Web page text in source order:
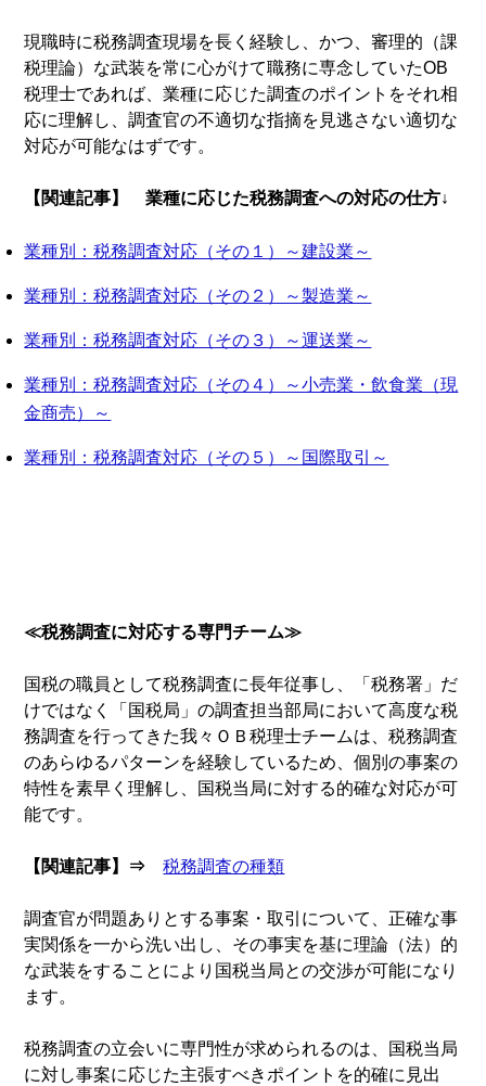
現職時に税務調査現場を長く経験し、かつ、審理的（課
税理論）な武装を常に心がけて職務に専念していたOB
税理士であれば、業種に応じた調査のポイントをそれ相
応に理解し、調査官の不適切な指摘を見逃さない適切な
対応が可能なはずです。
【関連記事】 業種に応じた税務調査への対応の仕方↓
業種別：税務調査対応（その１）～建設業～
業種別：税務調査対応（その２）～製造業～
業種別：税務調査対応（その３）～運送業～
業種別：税務調査対応（その４）～小売業・飲食業（現
金商売）～
業種別：税務調査対応（その５）～国際取引～
≪税務調査に対応する専門チーム≫
国税の職員として税務調査に長年従事し、「税務署」だ
けではなく「国税局」の調査担当部局において高度な税
務調査を行ってきた我々ＯＢ税理士チームは、税務調査
のあらゆるパターンを経験しているため、個別の事案の
特性を素早く理解し、国税当局に対する的確な対応が可
能です。
【関連記事】⇒ 税務調査の種類
調査官が問題ありとする事案・取引について、正確な事
実関係を一から洗い出し、その事実を基に理論（法）的
な武装をすることにより国税当局との交渉が可能になり
ます。
税務調査の立会いに専門性が求められるのは、国税当局
に対し事案に応じた主張すべきポイントを的確に見出